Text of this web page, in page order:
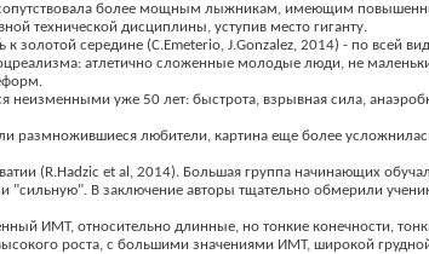
сопутствовала более мощным лыжникам, имеющим
технической дисциплины, уступив место гиганту.
золотой середине (C.Emeterio, J.Gonzalez, 2014) - по
атлетично сложенные молодые люди, не
неизменными уже 50 лет: быстрота, взрывная сила,
размножившиеся любители, картина еще более
(R.Hadzic et al, 2014). Большая группа начинающих
"сильную". В заключение авторы тщательно обмерили
ИМТ, относительно длинные, но тонкие конечности,
роста, с большими значениями ИМТ, широкой